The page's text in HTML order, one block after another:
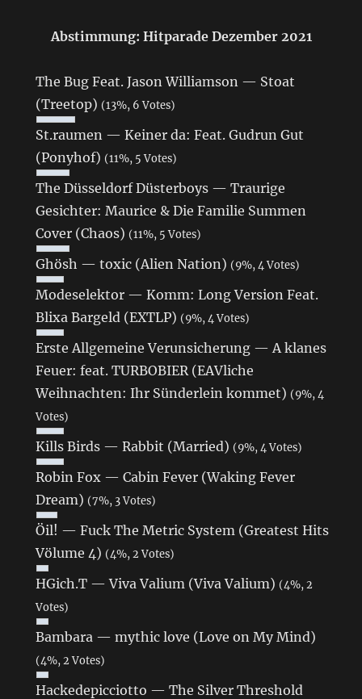
Abstimmung: Hitparade Dezember 2021
The Bug Feat. Jason Williamson — Stoat
(Treetop) (13%, 6 Votes)
St.raumen — Keiner da: Feat. Gudrun Gut
(Ponyhof) (11%, 5 Votes)
The Düsseldorf Düsterboys — Traurige
Gesichter: Maurice & Die Familie Summen
Cover (Chaos) (11%, 5 Votes)
Ghösh — toxic (Alien Nation) (9%, 4 Votes)
Modeselektor — Komm: Long Version Feat.
Blixa Bargeld (EXTLP) (9%, 4 Votes)
Erste Allgemeine Verunsicherung — A klanes
Feuer: feat. TURBOBIER (EAVliche
Weihnachten: Ihr Sünderlein kommet) (9%, 4
Votes)
Kills Birds — Rabbit (Married) (9%, 4 Votes)
Robin Fox — Cabin Fever (Waking Fever
Dream) (7%, 3 Votes)
Öil! — Fuck The Metric System (Greatest Hits
Völume 4) (4%, 2 Votes)
HGich.T — Viva Valium (Viva Valium) (4%, 2
Votes)
Bambara — mythic love (Love on My Mind)
(4%, 2 Votes)
Hackedepicciotto — The Silver Threshold